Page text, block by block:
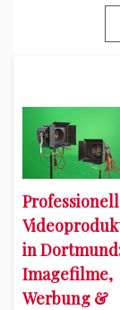
in
Imagefilme,
Werbung &